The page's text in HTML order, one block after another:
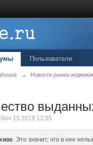
Пользователи
→ Новости рынка
Nov 15 2019 12:55
. Это значит, что в нее